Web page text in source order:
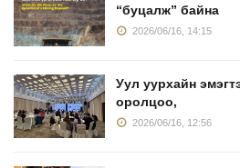
“буцалж” байна
2026/06/16, 14:15
Уул уурхайн
оролцоо,
2026/06/16, 12:56